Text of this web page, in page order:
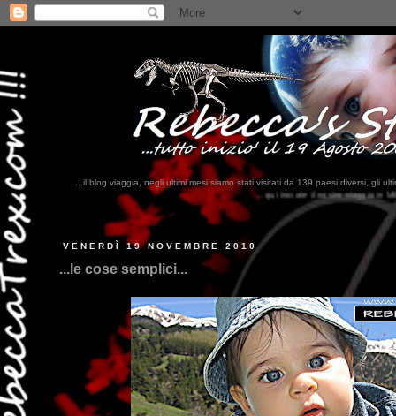
...il blog viaggia, negli ultimi mesi siamo stati visitati da 139 paesi diversi, gli
...qui trovate il nostro viaggio in MESSICO 2023... clikka qui !!!
VENERDÌ 19 NOVEMBRE 2010
...le cose semplici...